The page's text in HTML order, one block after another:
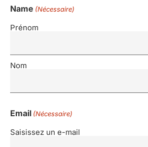
Name (Nécessaire)
Prénom
Nom
Email (Nécessaire)
Saisissez un e-mail